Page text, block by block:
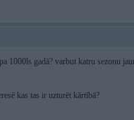
1000ls gadā? varbut katru sezonu
kas tas ir uzturēt kārtībā?